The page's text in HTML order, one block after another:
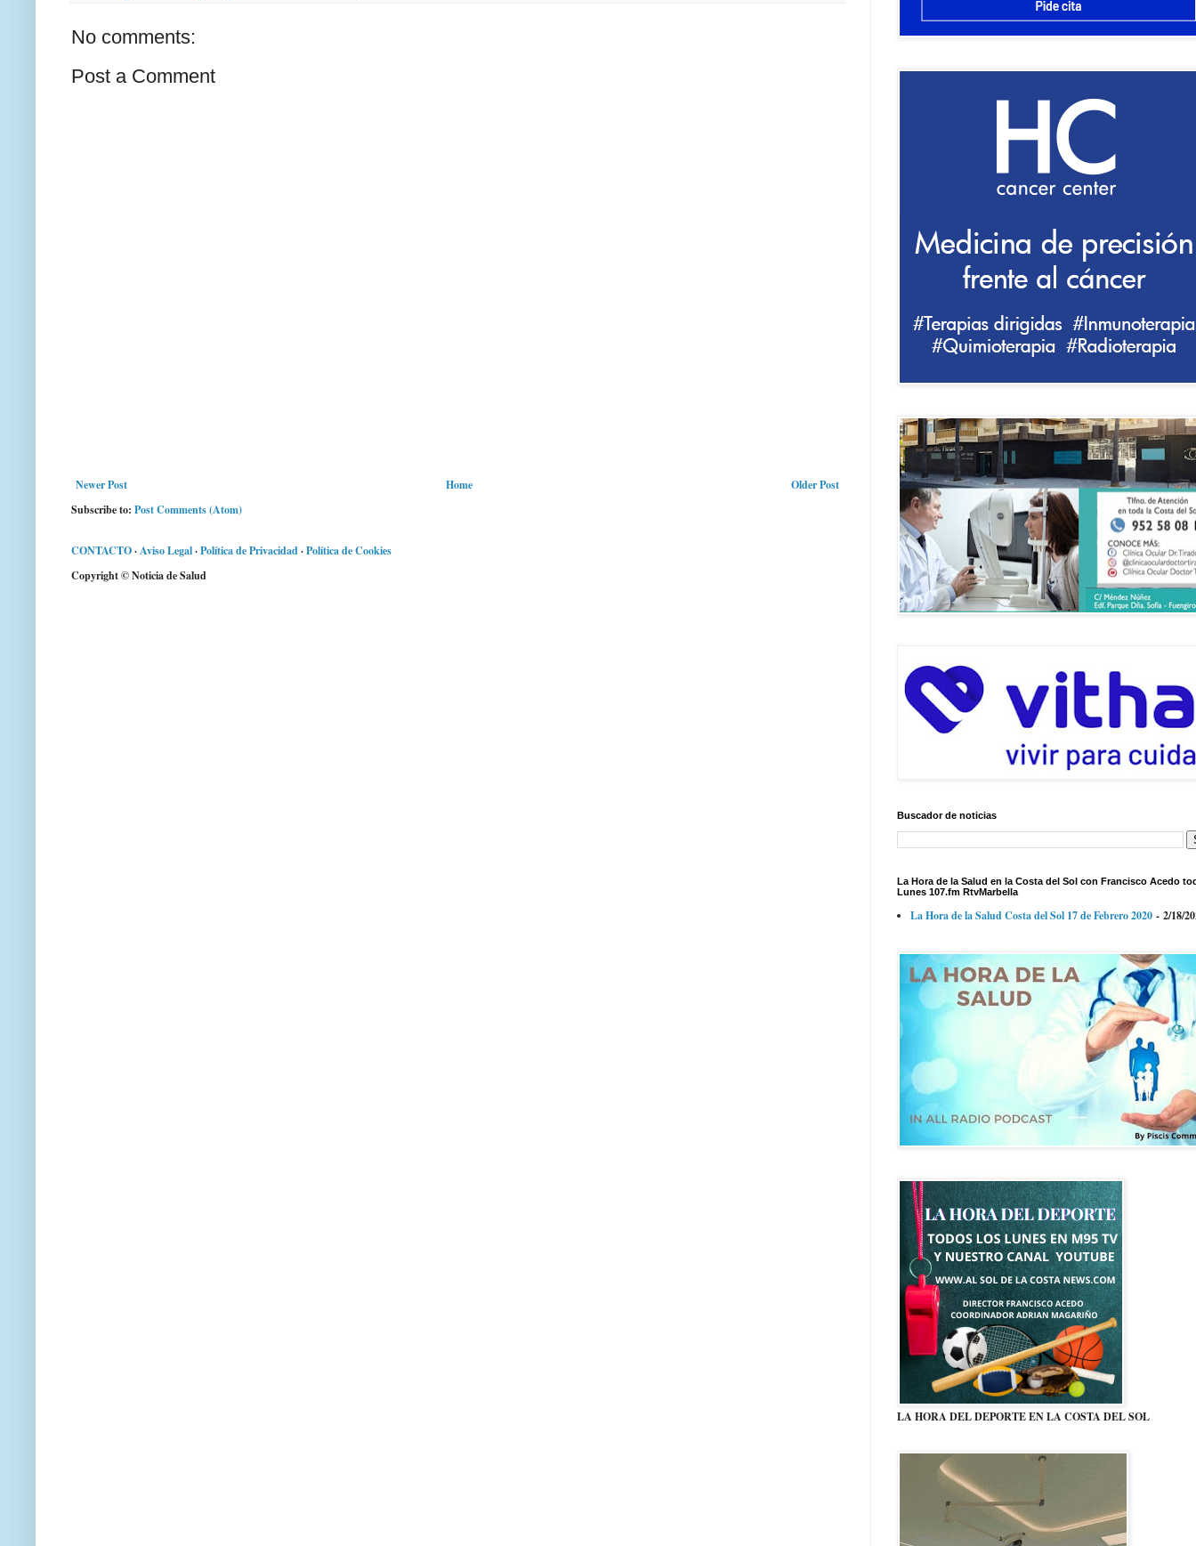
No comments:
Post a Comment
Newer Post Older Post
Home
Subscribe to: Post Comments (Atom)
CONTACTO·Aviso Legal·Política de Privacidad·Política de Cookies
Copyright © Noticia de Salud
Buscador de noticias
La Hora de la Salud en la Costa del Sol con Francisco Acedo
Lunes 107.fm RtvMarbella
La Hora de la Salud Costa del Sol 17 de Febrero 2020 - 2/18/
LA HORA DEL DEPORTE EN LA COSTA DEL SOL